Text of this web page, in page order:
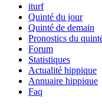
iturf
Quinté du jour
Quinté de demain
Pronostics du
Forum
Statistiques
Actualité hippique
Annuaire hippique
Faq